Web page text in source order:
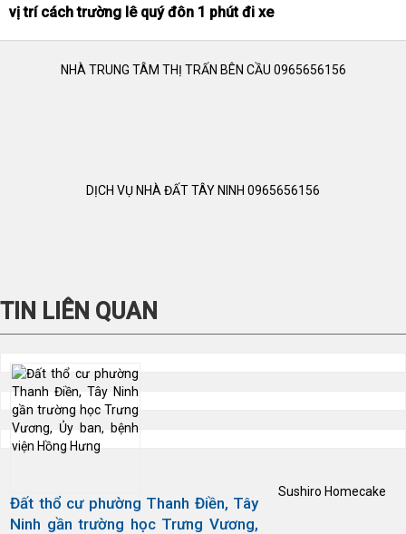
vị trí cách trường lê quý đôn 1 phút đi xe
NHÀ TRUNG TÂM THỊ TRẤN BÊN CẦU 0965656156
DỊCH VỤ NHÀ ĐẤT TÂY NINH 0965656156
TIN LIÊN QUAN
Đất thổ cư phường Thanh Điền, Tây
Ninh gần trường học Trưng Vương,
Sushiro Homecake